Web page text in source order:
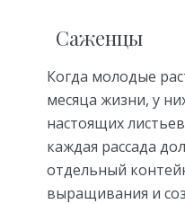
Cаженцы
Когда молодые
месяца жизни, у
настоящих
каждая рассада
отдельный
выращивания и